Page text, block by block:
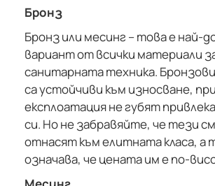
Бронз
Бронз или месинг – това е най-
вариант от всички материали
санитарната техника.
са устойчиви към износване, при
експлоатация не губят
си. Но не забравяйте, че тези
отнасят към елитната класа, а
означава, че цената им е по-